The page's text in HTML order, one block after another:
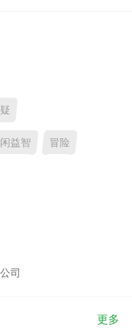
益智 冒险
司
更多